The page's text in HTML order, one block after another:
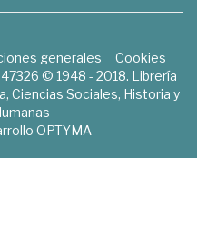
generales
Cookies
© 1948 - 2018. Librería
Ciencias Sociales, Historia y
OPTYMA